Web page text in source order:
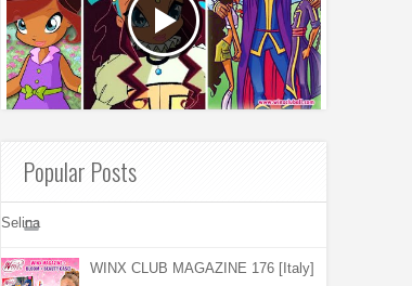
Popular Posts
Selina
WINX CLUB MAGAZINE 176 [Italy]